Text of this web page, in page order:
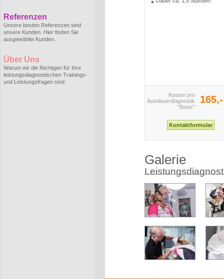
Referenzen
Unsere besten Referenzen sind
unsere Kunden. Hier finden Sie
ausgewählte Kunden.
Über Uns
Warum wir die Richtigen für Ihre
leistungsdiagnostischen Trainings-
und Leistungsfragen sind.
Kosten pro
Ausdauerdiagnostik
"Basic"
Galerie